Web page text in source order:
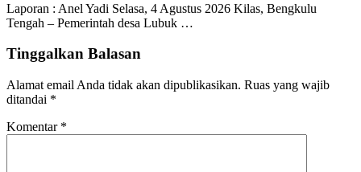
Laporan : Anel Yadi Selasa, 4 Agustus 2026 Kilas, Bengkulu
Tengah – Pemerintah desa Lubuk …
Tinggalkan Balasan
Alamat email Anda tidak akan dipublikasikan. Ruas yang wajib
ditandai *
Komentar *